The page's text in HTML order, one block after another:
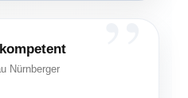
Nürnberger